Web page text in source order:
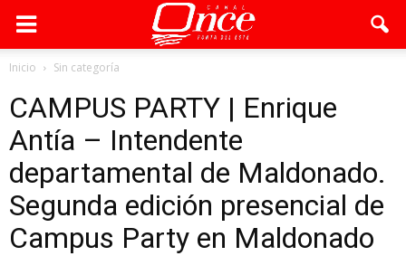
Inicio Sin categoría
CAMPUS PARTY | Enrique
Antía – Intendente
departamental de Maldonado.
Segunda edición presencial de
Campus Party en Maldonado